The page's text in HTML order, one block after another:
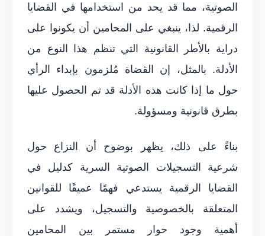
الصوتية، مما قد يحد من استخدامها في القضايا
الرقمية. لذا، ينبغي على المحامين أن يكونوا على
دراية بالأطر القانونية التي تنظم هذا النوع من
الأدلة. بالمثل، إن القضاة مُلزمون بإبداء الرأي
حول ما إذا كانت هذه الأدلة قد تم الحصول عليها
بطرق قانونية ومسؤولة.
بناءً على ذلك، يظهر بوضوح أن النزاع حول
شرعية التسجيلات الصوتية السرية كدليل في
القضايا الرقمية يستدعي فهمًا عميقًا للقوانين
المتعلقة بالخصوصية والتسجيل، ويشدد على
أهمية وجود حوار مستمر بين المحامين